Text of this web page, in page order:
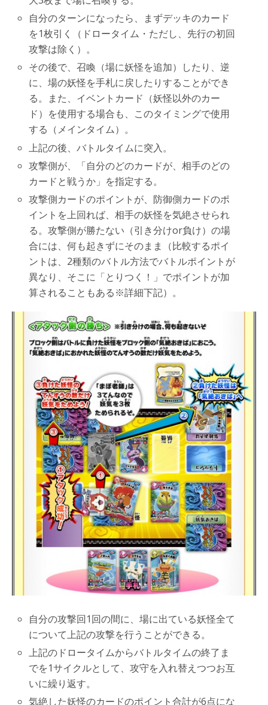
自分のターンになったら、まずデッキのカード
を1枚引く（ドロータイム・ただし、先行の初回
攻撃は除く）。
その後で、召喚（場に妖怪を追加）したり、逆
に、場の妖怪を手札に戻したりすることができ
る。また、イベントカード（妖怪以外のカー
ド）を使用する場合も、このタイミングで使用
する（メインタイム）。
上記の後、バトルタイムに突入。
攻撃側が、「自分のどのカードが、相手のどの
カードと戦うか」を指定する。
攻撃側カードのポイントが、防御側カードのポ
イントを上回れば、相手の妖怪を気絶させられ
る。攻撃側が勝たない（引き分けor負け）の場
合には、何も起きずにそのまま（比較するポイ
ントは、2種類のバトル方法でバトルポイントが
異なり、そこに「とりつく！」でポイントが加
算されることもある※詳細下記）。
自分の攻撃回1回の間に、場に出ている妖怪全て
について上記の攻撃を行うことができる。
上記のドロータイムからバトルタイムの終了ま
でを1サイクルとして、攻守を入れ替えつつお互
いに繰り返す。
気絶した妖怪のカードのポイント合計が6点にな